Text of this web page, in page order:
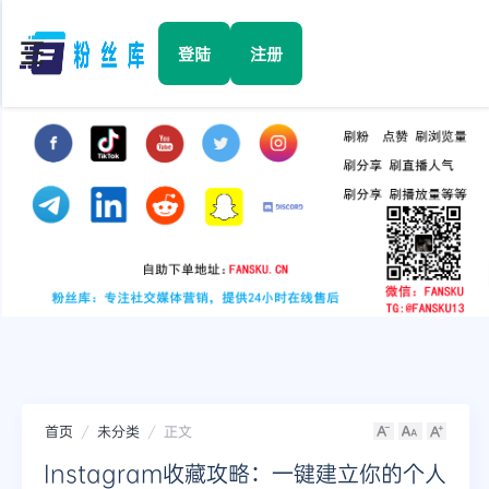
☰ 登陆 注册
Facebook
TikTok
YouTube
Twitter
首页 未分类 正文
Instagram收藏攻略：一键建立你的个人